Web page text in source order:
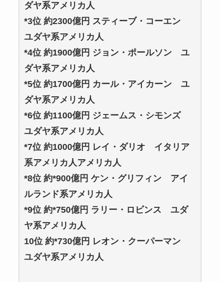
ダヤ系アメリカ人
*3位 約2300億円 スティーブ・コーエン
ユダヤ系アメリカ人
*4位 約1900億円 ジョン・ポールソン ユ
ダヤ系アメリカ人
*5位 約1700億円 カール・アイカーン ユ
ダヤ系アメリカ人
*6位 約1100億円 ジェームス・シモンズ
ユダヤ系アメリカ人
*7位 約1000億円 レイ・ダリオ イタリア
系アメリカ人アメリカ人
*8位 約*900億円 ケン・グリフィン アイ
ルランド系アメリカ人
*9位 約*750億円 ラリー・ロビンス ユダ
ヤ系アメリカ人
10位 約*730億円 レオン・クーパーマン
ユダヤ系アメリカ人